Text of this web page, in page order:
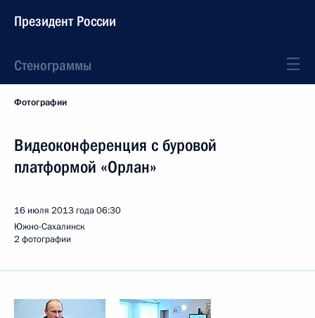
Президент России
Стенограммы
Фотографии
Видеоконференция с буровой
платформой «Орлан»
16 июля 2013 года06:30
Южно-Сахалинск
2 фотографии